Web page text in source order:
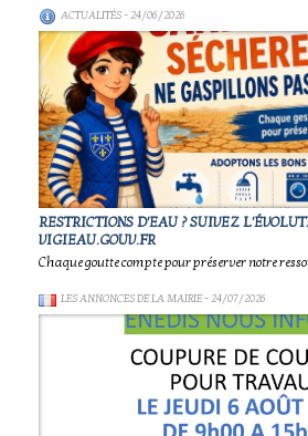
ACTUALITÉS- 24/06/2026
RESTRICTIONS D'EAU ? SUIVEZ
VIGIEAU.GOUV.FR
Chaque goutte compte pour préserver notre
LES ANNONCES DE LA MAIRIE- 24/07/2026